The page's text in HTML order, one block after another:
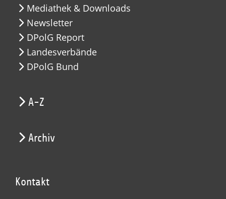
Mediathek & Downloads
Newsletter
DPolG Report
Landesverbände
DPolG Bund
A-Z
Archiv
Kontakt